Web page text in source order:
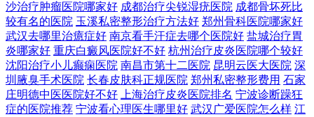
沙治疗肿瘤医院哪家好 成都治疗尖锐湿疣医院 成都骨坏死比
较有名的医院 玉溪私密整形治疗方法好 郑州骨科医院哪家好
武汉去哪里治癔症好 南京看手汗症去哪个医院好 盐城治疗胃
炎哪家好 重庆白癜风医院好不好 杭州治疗皮炎医院哪个较好
沈阳治疗小儿癫痫医院 南昌市第十二医院 昆明云医大医院 深
圳腋臭手术医院 长春皮肤科正规医院 郑州私密整形费用 石家
庄明德中医医院好不好 上海治疗皮炎医院排名 宁波诊断躁狂
症的医院推荐 宁波看心理医生哪里好 武汉广爱医院怎么样 江